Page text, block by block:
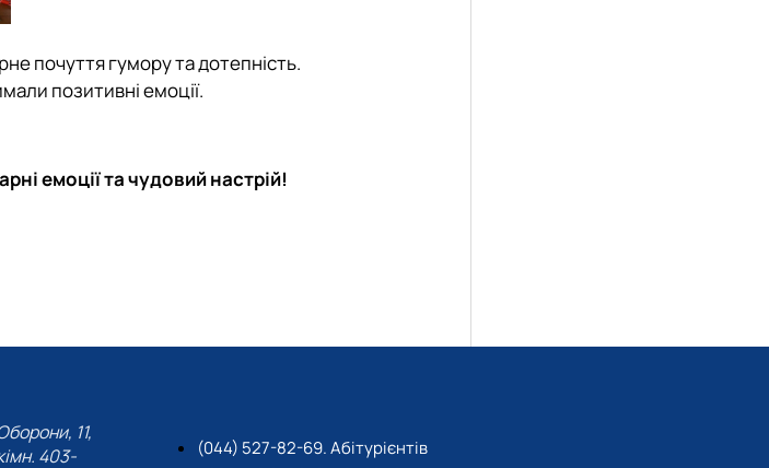
почуття гумору та дотепність.
позитивні емоції.
емоції та чудовий настрій!
11,
403-
(044) 527-82-69. Абітурієнтів